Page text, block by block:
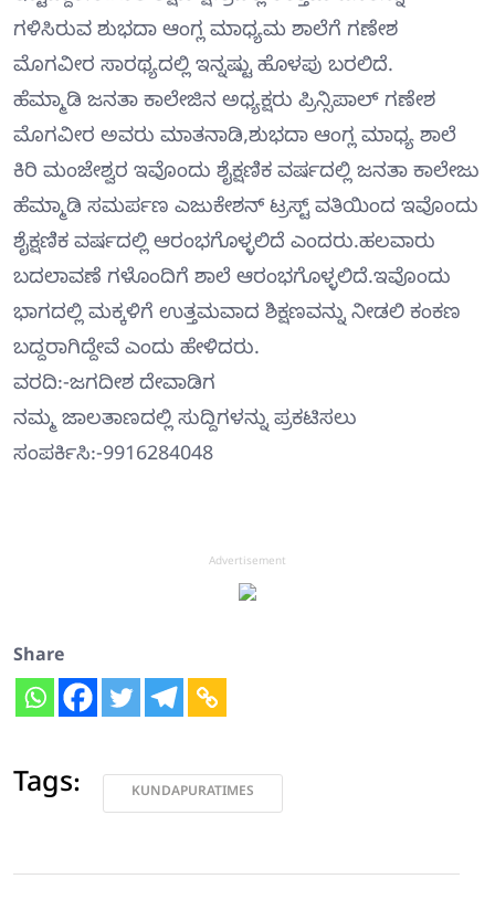
ಗಳಿಸಿರುವ ಶುಭದಾ ಆಂಗ್ಲ ಮಾಧ್ಯಮ ಶಾಲೆಗೆ ಗಣೇಶ
ಮೊಗವೀರ ಸಾರಥ್ಯದಲ್ಲಿ ಇನ್ನಷ್ಟು ಹೊಳಪು ಬರಲಿದೆ.
ಹೆಮ್ಮಾಡಿ ಜನತಾ ಕಾಲೇಜಿನ ಅಧ್ಯಕ್ಷರು ಪ್ರಿನ್ಸಿಪಾಲ್ ಗಣೇಶ
ಮೊಗವೀರ ಅವರು ಮಾತನಾಡಿ,ಶುಭದಾ ಆಂಗ್ಲ ಮಾಧ್ಯ ಶಾಲೆ
ಕಿರಿ ಮಂಜೇಶ್ವರ ಇವೊಂದು ಶೈಕ್ಷಣಿಕ ವರ್ಷದಲ್ಲಿ ಜನತಾ ಕಾಲೇಜು
ಹೆಮ್ಮಾಡಿ ಸಮರ್ಪಣ ಎಜುಕೇಶನ್ ಟ್ರಸ್ಟ್ ವತಿಯಿಂದ ಇವೊಂದು
ಶೈಕ್ಷಣಿಕ ವರ್ಷದಲ್ಲಿ ಆರಂಭಗೊಳ್ಳಲಿದೆ ಎಂದರು.ಹಲವಾರು
ಬದಲಾವಣೆ ಗಳೊಂದಿಗೆ ಶಾಲೆ ಆರಂಭಗೊಳ್ಳಲಿದೆ.ಇವೊಂದು
ಭಾಗದಲ್ಲಿ ಮಕ್ಕಳಿಗೆ ಉತ್ತಮವಾದ ಶಿಕ್ಷಣವನ್ನು ನೀಡಲಿ ಕಂಕಣ
ಬದ್ದರಾಗಿದ್ದೇವೆ ಎಂದು ಹೇಳಿದರು.
ವರದಿ:-ಜಗದೀಶ ದೇವಾಡಿಗ
ನಮ್ಮ ಜಾಲತಾಣದಲ್ಲಿ ಸುದ್ದಿಗಳನ್ನು ಪ್ರಕಟಿಸಲು
ಸಂಪರ್ಕಿಸಿ:-9916284048
Advertisement
Share
Tags: KUNDAPURATIMES